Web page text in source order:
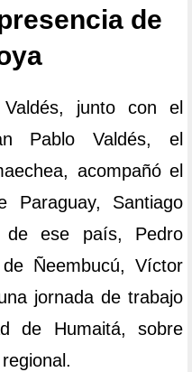
de
junto con el
Pablo Valdés, el
acompañó el
Paraguay, Santiago
de ese país, Pedro
Ñeembucú, Víctor
jornada de trabajo
de Humaitá, sobre